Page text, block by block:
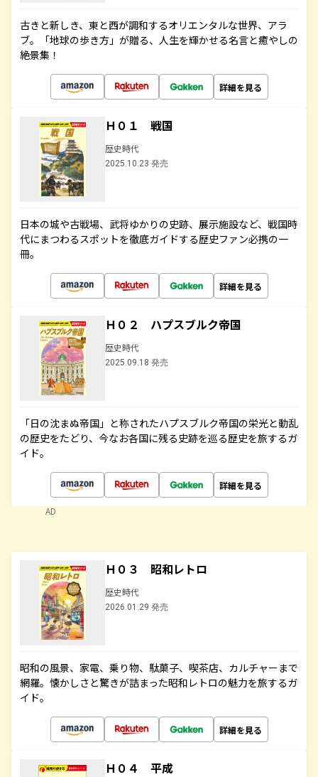
古きと新しき、東と西が調和するオリエンタルな世界、アラ
ブ。「地球の歩き方」が贈る、人生を輝かせる名言と癒やしの
絶景集！
詳細を見る
Ｈ０１ 戦国
歴史時代
2025.10.23 発売
日本の城や古戦場、武将ゆかりの史跡、展示施設など、戦国時
代にまつわるスポットを徹底ガイドする歴史ファン必携の一
冊。
詳細を見る
Ｈ０２ ハプスブルク帝国
歴史時代
2025.09.18 発売
「日の沈まぬ帝国」と称されたハプスブルク帝国の栄光と動乱
の歴史をたどり、今なお各国に残る史跡を巡る歴史を旅するガ
イド。
詳細を見る
AD
Ｈ０３ 昭和レトロ
歴史時代
2026.01.29 発売
昭和の風景、家電、乗り物、駄菓子、喫茶店、カルチャーまで
網羅。懐かしさと驚きが詰まった昭和レトロの魅力を旅するガ
イド。
詳細を見る
Ｈ０４ 平成